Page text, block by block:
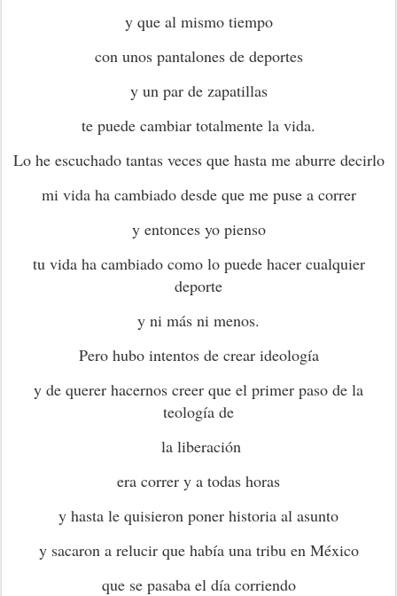
y que al mismo tiempo
con unos pantalones de deportes
y un par de zapatillas
te puede cambiar totalmente la vida.
Lo he escuchado tantas veces que hasta me aburre decirlo
mi vida ha cambiado desde que me puse a correr
y entonces yo pienso
tu vida ha cambiado como lo puede hacer cualquier
deporte
y ni más ni menos.
Pero hubo intentos de crear ideología
y de querer hacernos creer que el primer paso de la
teología de
la liberación
era correr y a todas horas
y hasta le quisieron poner historia al asunto
y sacaron a relucir que había una tribu en México
que se pasaba el día corriendo